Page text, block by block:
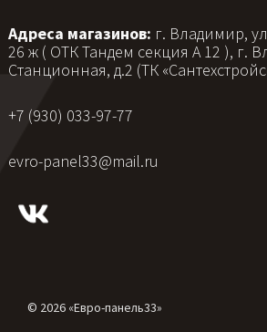
Адреса магазинов: г. Владимир,
26 ж ( ОТК Тандем секция А 12 ), г.
Станционная, д.2 (ТК
+7 (930) 033-97-77
evro-panel33@mail.ru
© 2026 «Евро-панель33»